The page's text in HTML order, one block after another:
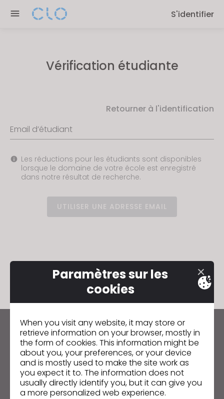
note:
S'identifier
Vérification étudiante
Retourner à l'identification
Email d’étudiant
Les réductions pour les étudiants sont disponibles
lorsque le domaine de votre école est enregistré
dans notre résultat de recherche.
UTILISER UNE ADRESSE EMAIL
Restez informé des actualités de CLO
Découvrez les nouveautés, les promotions, les
ressources et bien plus encore.
Adresse mail
Paramètres sur les
cookies
When you visit any website, it may store or
retrieve information on your browser, mostly in
the form of cookies. This information might be
about you, your preferences, or your device
and is mostly used to make the site work as
you expect it to. The information does not
usually directly identify you, but it can give you
a more personalized web experience.